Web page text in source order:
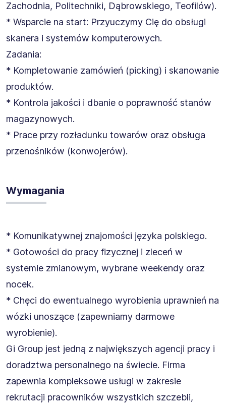
Zachodnia, Politechniki, Dąbrowskiego, Teofilów).
* Wsparcie na start: Przyuczymy Cię do obsługi
skanera i systemów komputerowych.
Zadania:
* Kompletowanie zamówień (picking) i skanowanie
produktów.
* Kontrola jakości i dbanie o poprawność stanów
magazynowych.
* Prace przy rozładunku towarów oraz obsługa
przenośników (konwojerów).
Wymagania
* Komunikatywnej znajomości języka polskiego.
* Gotowości do pracy fizycznej i zleceń w
systemie zmianowym, wybrane weekendy oraz
nocek.
* Chęci do ewentualnego wyrobienia uprawnień na
wózki unoszące (zapewniamy darmowe
wyrobienie).
Gi Group jest jedną z największych agencji pracy i
doradztwa personalnego na świecie. Firma
zapewnia kompleksowe usługi w zakresie
rekrutacji pracowników wszystkich szczebli,